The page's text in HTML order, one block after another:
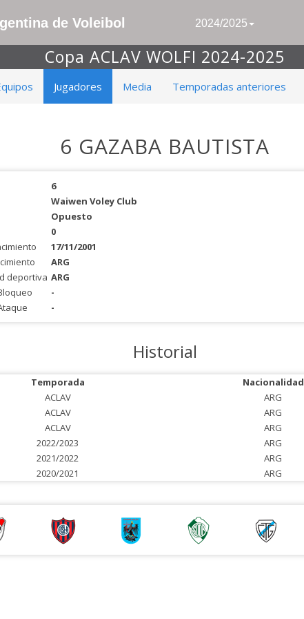
de Voleibol 2024/2025
Copa ACLAV WOLFI 2024-2025
Jugadores Media Temporadas anteriores
6 GAZABA BAUTISTA
6
Waiwen Voley Club
Opuesto
0
17/11/2001
ARG
deportiva ARG
-
-
Historial
Temporada Nacionalidad
ACLAV
ARG
ACLAV
ARG
ACLAV
ARG
2022/2023
ARG
2021/2022
ARG
2020/2021 ARG